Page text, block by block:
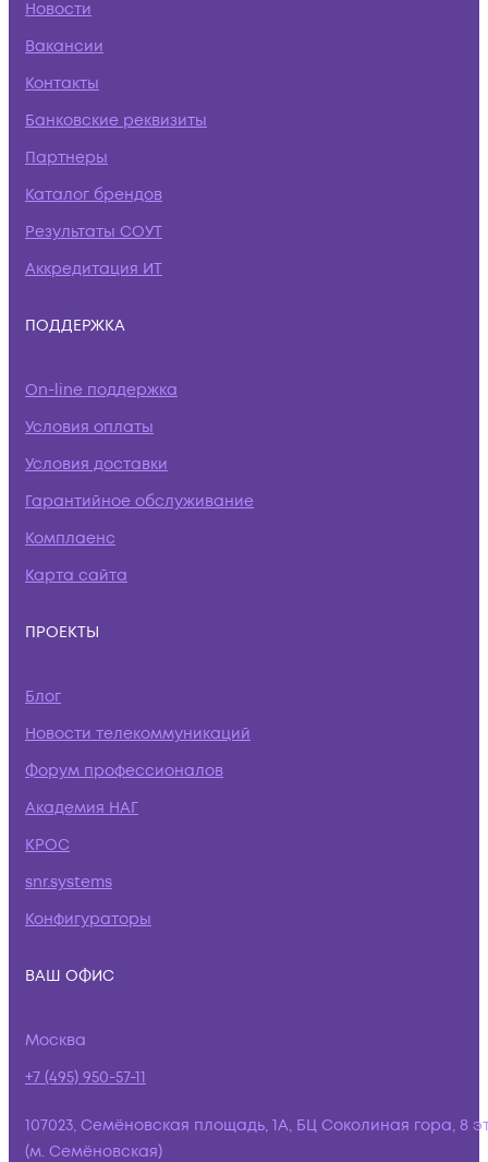
Новости
Вакансии
Контакты
Банковские реквизиты
Партнеры
Каталог брендов
Результаты СОУТ
Аккредитация ИТ
ПОДДЕРЖКА
On-line поддержка
Условия оплаты
Условия доставки
Гарантийное обслуживание
Комплаенс
Карта сайта
ПРОЕКТЫ
Блог
Новости телекоммуникаций
Форум профессионалов
Академия НАГ
КРОС
snr.systems
Конфигураторы
ВАШ ОФИС
Москва
+7 (495) 950-57-11
107023, Семёновская площадь, 1А, БЦ Соколиная гора, 8
(м. Семёновская)